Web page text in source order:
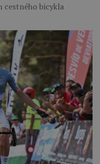
cestného bicykla